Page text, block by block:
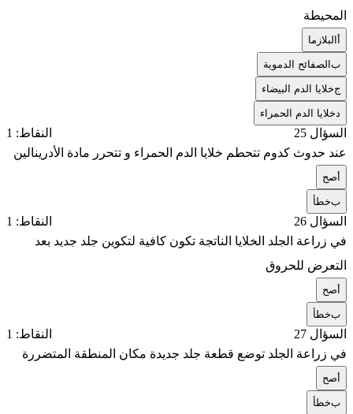
المحيطة
البلازما
بالصفائح الدموية
جخلايا الدم البيضاء
خلايا الدم الحمراء
السؤال 25
النقاط: 1
عند حدوث كدوم تتحطم خلايا الدم الحمراء و تتحرر مادة الأدرينالين
صح
بخطأ
السؤال 26
النقاط: 1
في زراعة الجلد الخلايا الناتجة تكون كافية لتكوين جلد جديد بعد
التعرض للحروق
صح
بخطأ
السؤال 27
النقاط: 1
في زراعة الجلد توضع قطعة جلد جديدة مكان المنطقة المتضررة
صح
بخطأ